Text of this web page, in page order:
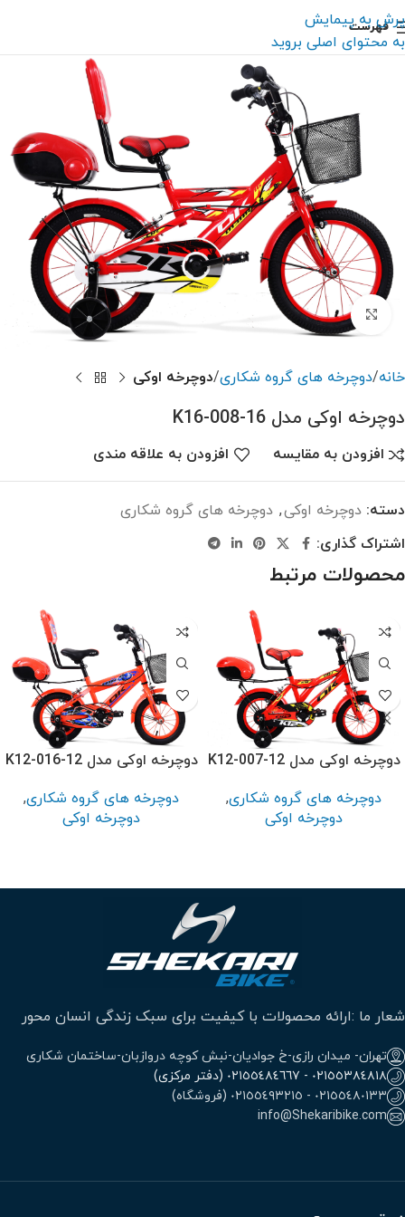
پرش به پیمایش
به محتوای اصلی بروید
فهرست
بزرگنمایی تصویر
خانه دوچرخه های گروه شکاری دوچرخه اوکی
دوچرخه اوکی مدل K16-008-16
افزودن به مقایسه افزودن به علاقه مندی
دسته: دوچرخه اوکی, دوچرخه های گروه شکاری
اشتراک گذاری:
محصولات مرتبط
دوچرخه اوکی مدل K12-007-12
دوچرخه های گروه شکاری,
دوچرخه اوکی
دوچرخه اوکی مدل K12-016-12
دوچرخه های گروه شکاری,
دوچرخه اوکی
شعار ما :ارائه محصولات با کیفیت برای سبک زندگی انسان محور
تهران- میدان رازی-خ جوادیان-نبش کوچه دروازبان-ساختمان شکاری
٠٢١٥٥٣٨٤٨١٨ - ٠٢١٥٥٤٨٤٦٦٧ (دفتر مرکزی)
٠٢١٥٥٤٨٠١٣٣ - ٠٢١٥٥٤٩٣٢١٥ (فروشگاه)
info@Shekaribike.com